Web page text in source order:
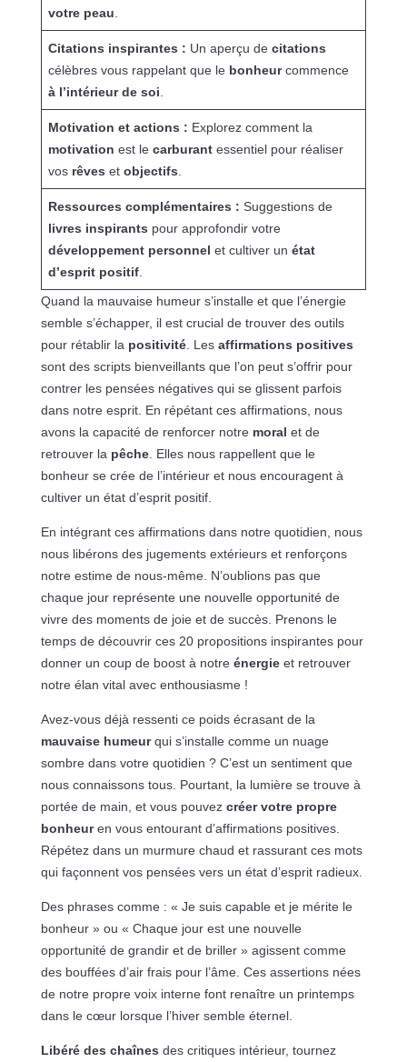
votre peau.
Citations inspirantes : Un aperçu de citations
célèbres vous rappelant que le bonheurcommence
à l’intérieur de soi.
Motivation et actions : Explorez comment la
motivation est le carburantessentiel pour réaliser
vos rêves et objectifs.
Ressources complémentaires : Suggestions de
livres inspirants pour approfondir votre
développement personnel et cultiver un état
d’esprit positif.
Quand la mauvaise humeur s’installe et que l’énergie
semble s’échapper, il est crucial de trouver des outils
pour rétablir la positivité. Les affirmations positives
sont des scripts bienveillants que l’on peut s’offrir pour
contrer les pensées négatives qui se glissent parfois
dans notre esprit. En répétant ces affirmations, nous
avons la capacité de renforcer notre moral et de
retrouver la pêche. Elles nous rappellent que le
bonheur se crée de l’intérieur et nous encouragent à
cultiver un état d’esprit positif.
En intégrant ces affirmations dans notre quotidien, nous
nous libérons des jugements extérieurs et renforçons
notre estime de nous-même. N’oublions pas que
chaque jour représente une nouvelle opportunité de
vivre des moments de joie et de succès. Prenons le
temps de découvrir ces 20 propositions inspirantes pour
donner un coup de boost à notre énergieet retrouver
notre élan vital avec enthousiasme !
Avez-vous déjà ressenti ce poids écrasant de la
mauvaise humeurqui s’installe comme un nuage
sombre dans votre quotidien ? C’est un sentiment que
nous connaissons tous. Pourtant, la lumière se trouve à
portée de main, et vous pouvez créer votre propre
bonheuren vous entourant d’affirmations positives.
Répétez dans un murmure chaud et rassurant ces mots
qui façonnent vos pensées vers un état d’esprit radieux.
Des phrases comme : « Je suis capable et je mérite le
bonheur » ou « Chaque jour est une nouvelle
opportunité de grandir et de briller » agissent comme
des bouffées d’air frais pour l’âme. Ces assertions nées
de notre propre voix interne font renaître un printemps
dans le cœur lorsque l’hiver semble éternel.
Libéré des chaînes des critiques intérieur, tournez